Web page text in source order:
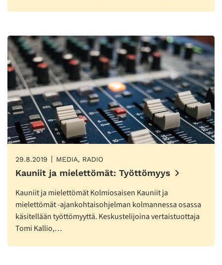
29.8.2019 MEDIA, RADIO
Kauniit ja mielettömät: Työttömyys
Kauniit ja mielettömät Kolmiosaisen Kauniit ja
mielettömät -ajankohtaisohjelman kolmannessa osassa
käsitellään työttömyyttä. Keskustelijoina vertaistuottaja
Tomi Kallio,…